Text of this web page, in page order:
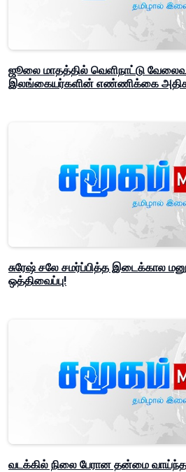
ஜூலை மாதத்தில் வெளிநாட்டு
இலங்கையர்களின் எண்ணிக்கை
சுரேஷ் சலே சமர்ப்பித்த இடைக்கால
ஒத்திவைப்பு!
வடக்கில் நிலை பேரான தன்மை வாய்ந்த